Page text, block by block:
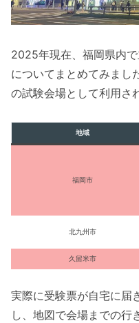
2025年現在、福岡県内
についてまとめてみまし
の試験会場として利用さ
地域
福岡市
北九州市
久留米市
実際に受験票が自宅に届
し、地図で会場までの行